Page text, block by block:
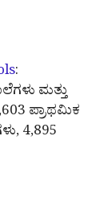
:
ಮತ್ತು
ಪ್ರಾಥಮಿಕ
4,895